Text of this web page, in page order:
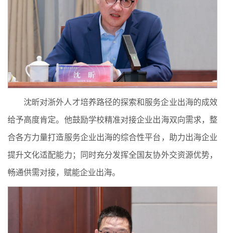
沈昕对浙外人才培养路径的探索和服务企业出海的成效
给予高度肯定。他鼓励学校精准对接企业出海双向需求，整
合各方力量打造服务企业出海的综合性平台，助力出海企业
提升文化适配能力；同时充分发挥全国友协外交资源优势，
畅通供需对接，赋能企业出海。